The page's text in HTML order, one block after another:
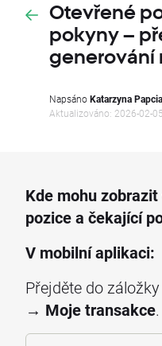
Otevřené
pokyny –
generování
NapsánoKatarzyna
Aktualizováno: 2026-02-
Kde mohu
pozice a čekající
V mobilní aplikaci:
Přejděte do záložky
→ Moje transakce.